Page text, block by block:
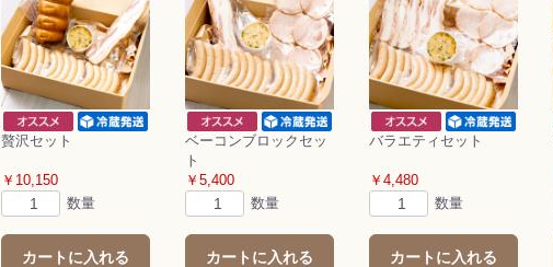
贅沢セット
￥10,150
数量
カートに入れる
ベーコンブロックセッ
ト
￥5,400
数量
カートに入れる
バラエティセット
￥4,480
数量
カートに入れる